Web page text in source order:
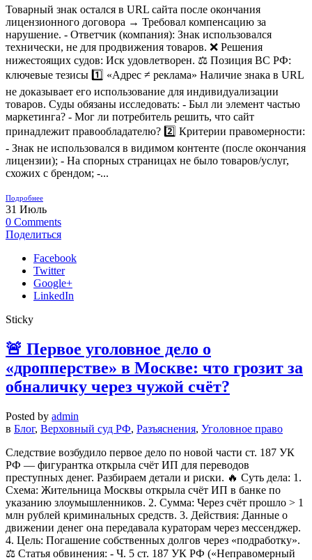
Товарный знак остался в URL сайта после окончания
лицензионного договора → Требовал компенсацию за
нарушение. - Ответчик (компания): Знак использовался
технически, не для продвижения товаров. ❌ Решения
нижестоящих судов: Иск удовлетворен. ⚖️ Позиция ВС РФ:
ключевые тезисы 1️⃣ «Адрес ≠ реклама» Наличие знака в URL
не доказывает его использование для индивидуализации
товаров. Суды обязаны исследовать: - Был ли элемент частью
маркетинга? - Мог ли потребитель решить, что сайт
принадлежит правообладателю? 2️⃣ Критерии правомерности:
- Знак не использовался в видимом контенте (после окончания
лицензии); - На спорных страницах не было товаров/услуг,
схожих с брендом; -...
Подробнее
31 Июль
0 Comments
Поделиться
Facebook
Twitter
Google+
LinkedIn
Sticky
🚨 Первое уголовное дело о
«дропперстве» в Москве: что грозит за
обналичку через чужой счёт?
Posted by admin
в Блог, Верховный суд РФ, Разъяснения, Уголовное право
Следствие возбудило первое дело по новой части ст. 187 УК
РФ — фигурантка открыла счёт ИП для переводов
преступных денег. Разбираем детали и риски. 🔥 Суть дела: 1.
Схема: Жительница Москвы открыла счёт ИП в банке по
указанию злоумышленников. 2. Сумма: Через счёт прошло > 1
млн рублей криминальных средств. 3. Действия: Данные о
движении денег она передавала кураторам через мессенджер.
4. Цель: Погашение собственных долгов через «подработку».
⚖️ Статья обвинения: - Ч. 5 ст. 187 УК РФ («Неправомерный